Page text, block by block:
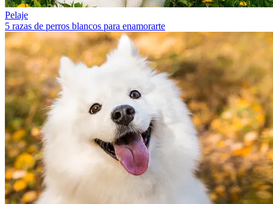
Pelaje
5 razas de perros blancos para enamorarte